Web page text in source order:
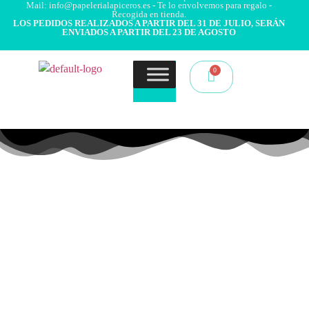
Mail: info@papelerialapiceros.es - Te lo envolvemos para regalo -
Recogida en tienda.
LOS PEDIDOS REALIZADOS A PARTIR DEL 31 DE JULIO, SERÁN
ENVIADOS A PARTIR DEL 23 DE AGOSTO